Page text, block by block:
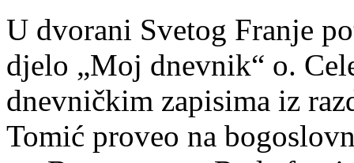
U dvorani Svetog Franje
djelo „Moj dnevnik“ o.
dnevničkim zapisima iz
Tomić proveo na